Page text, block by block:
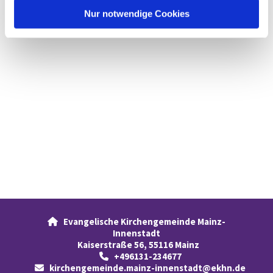
Nur notwendige Cookies

Evangelische Kirchengemeinde Mainz-
Innenstadt
Kaiserstraße 56, 55116 Mainz
+496131-234677
 kirchengemeinde.mainz-innenstadt@ekhn.de